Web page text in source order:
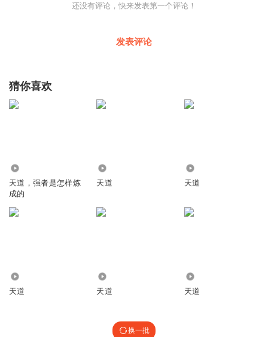
还没有评论，快来发表第一个评论！
发表评论
猜你喜欢
天道，强者是怎样炼
成的
天道 天道
天道 天道 天道
换一批